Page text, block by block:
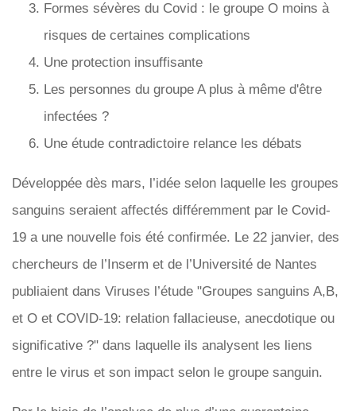
Formes sévères du Covid : le groupe O moins à
risques de certaines complications
Une protection insuffisante
Les personnes du groupe A plus à même d'être
infectées ?
Une étude contradictoire relance les débats
Développée dès mars, l’idée selon laquelle les groupes
sanguins seraient affectés différemment par le Covid-
19 a une nouvelle fois été confirmée. Le 22 janvier, des
chercheurs de l’Inserm et de l’Université de Nantes
publiaient dans Viruses l’étude "Groupes sanguins A,B,
et O et COVID-19: relation fallacieuse, anecdotique ou
significative ?" dans laquelle ils analysent les liens
entre le virus et son impact selon le groupe sanguin.